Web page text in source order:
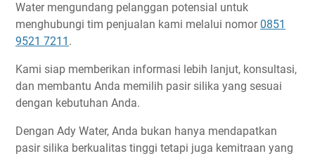
Water mengundang pelanggan potensial untuk
menghubungi tim penjualan kami melalui nomor 0851
9521 7211 .
Kami siap memberikan informasi lebih lanjut, konsultasi,
dan membantu Anda memilih pasir silika yang sesuai
dengan kebutuhan Anda.
Dengan Ady Water, Anda bukan hanya mendapatkan
pasir silika berkualitas tinggi tetapi juga kemitraan yang